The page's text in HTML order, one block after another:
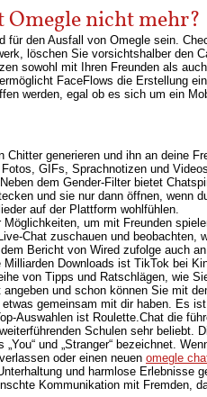
nicht mehr?
für den Ausfall von Omegle sein.
löschen Sie vorsichtshalber den
sowohl mit Ihren Freunden als
FaceFlows die Erstellung
werden, egal ob es sich um ein
Chitter generieren und ihn an deine
GIFs, Sprachnotizen und
dem Gender-Filter bietet
und sie nur dann öffnen, wenn
auf der Plattform wohlfühlen.
um mit Freunden
Chat zuschauen und beobachten,
Bericht von Wired zufolge auch
Downloads ist TikTok bei
von Tipps und Ratschlägen, wie
und schon können Sie mit
gemeinsam mit dir haben. Es
Auswahlen ist Roulette.Chat die
Schulen sehr
und „Stranger“ bezeichnet.
oder einen neuen omegle
und harmlose
Kommunikation mit Fremden,